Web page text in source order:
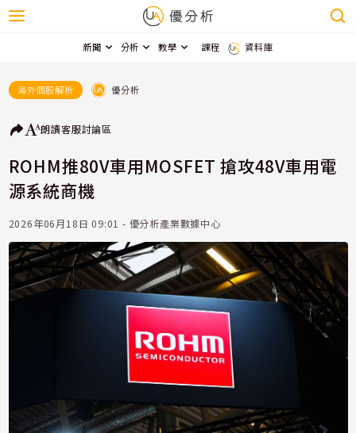
新聞 分析 教學 課程 資料庫
海外個股解析 優分析
朗讀客服討論區
ROHM推80V車用MOSFET 搶攻48V車用電
源系統商機
2026年06月18日 09:01 - 優分析產業數據中心